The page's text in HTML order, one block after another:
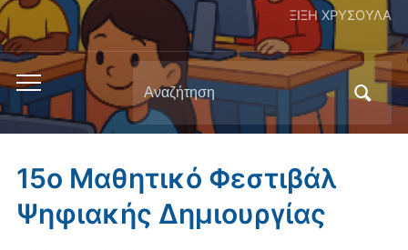
ΞΙΞΗ ΧΡΥΣΟΥΛΑ
Εναλλαγή
του
μενού
κινητά
Αναζήτηση
για:
15ο Μαθητικό Φεστιβάλ
Ψηφιακής Δημιουργίας